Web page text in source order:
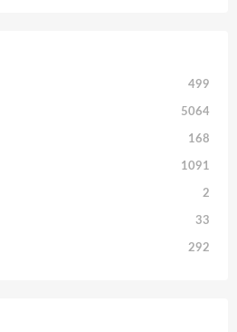
499
5064
168
1091
2
33
292